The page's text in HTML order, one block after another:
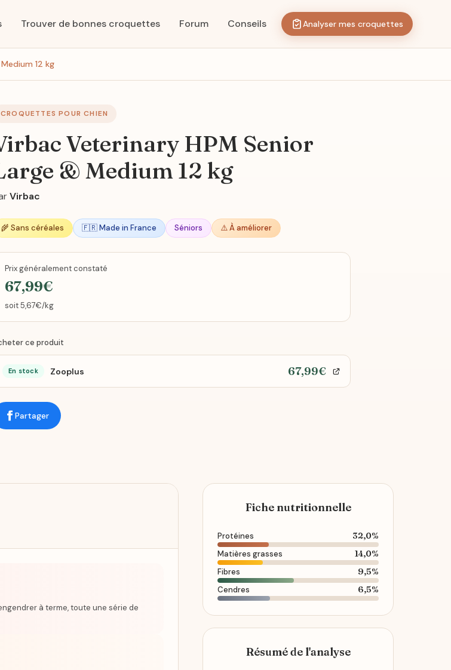
Trouver de bonnes croquettes Forum Conseils Analyser mes croquettes
12 kg
CROQUETTES POUR CHIEN
Veterinary HPM Senior
& Medium 12 kg
Virbac
🌾 Sans céréales 🇫🇷 Made in France Séniors ⚠️ À améliorer
Prix généralement constaté
67,99€
soit 5,67€/kg
ce produit
En stock Zooplus 67,99€
Partager
à terme, toute une série de
Fiche nutritionnelle
Protéines 32,0%
Matières grasses 14,0%
Fibres 9,5%
Cendres 6,5%
Résumé de l'analyse